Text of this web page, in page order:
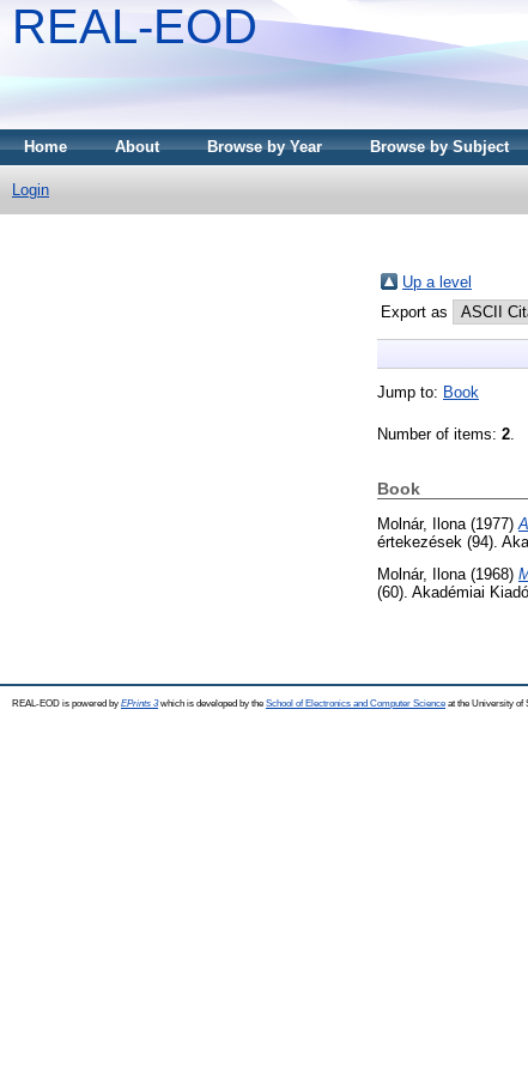
REAL-EOD
Home About Browse by Year Browse by Subject
Login
Up a level
Export as
Jump to: Book
Number of items: 2
Book
Molnár, Ilona (1977)
értekezések (94).
Molnár, Ilona(1968)
(60). Akadémiai
REAL-EOD is powered by EPrints 3which is developed by the School of Electronics and Computer Science at the University of